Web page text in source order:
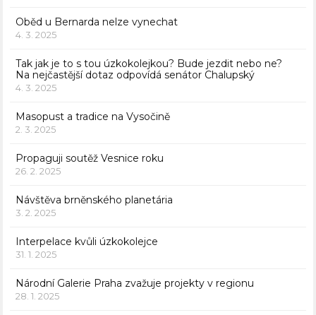
Oběd u Bernarda nelze vynechat
4. 3. 2025
Tak jak je to s tou úzkokolejkou? Bude jezdit nebo ne?
Na nejčastější dotaz odpovídá senátor Chalupský
4. 3. 2025
Masopust a tradice na Vysočině
2. 3. 2025
Propaguji soutěž Vesnice roku
26. 2. 2025
Návštěva brněnského planetária
3. 2. 2025
Interpelace kvůli úzkokolejce
31. 1. 2025
Národní Galerie Praha zvažuje projekty v regionu
28. 1. 2025